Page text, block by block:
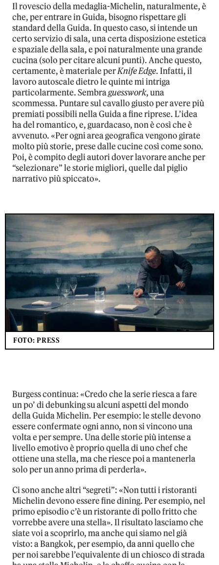
Il rovescio della medaglia-Michelin, naturalmente, è
che, per entrare in Guida, bisogno rispettare gli
standard della Guida. In questo caso, si intende un
certo servizio di sala, una certa disposizione estetica
e spaziale della sala, e poi naturalmente una grande
cucina (solo per citare alcuni punti). Anche questo,
certamente, è materiale perKnife Edge. Infatti, il
lavoro autoscale dietro le quinte mi intriga
particolarmente. Sembraguesswork, una
scommessa. Puntare sul cavallo giusto per avere più
premiati possibili nella Guida a fine riprese. L’idea
ha del romantico, e, guardacaso, non è così che è
avvenuto. «Per ogni area geografica vengono girate
molto più storie, prese dalle cucine così come sono.
Poi, è compito degli autori dover lavorare anche per
“selezionare” le storie migliori, quelle dal piglio
narrativo più spiccato».
FOTO: PRESS
Burgess continua: «Credo che la serie riesca a fare
un po’ di debunking su alcuni aspetti del mondo
della Guida Michelin. Per esempio: le stelle devono
essere confermate ogni anno, non si vincono una
volta e per sempre. Una delle storie più intense a
livello emotivo è proprio quella di uno chef che
ottiene una stella, ma che riesce poi a mantenerla
solo per un anno prima di perderla».
Ci sono anche altri “segreti”: «Non tutti i ristoranti
Michelin devono essere fine dining. Per esempio, nel
primo episodio c’è un ristorante di pollo fritto che
vorrebbe avere una stella». Il risultato lasciamo che
siate voi a scoprirlo, ma anche qui siamo nel già
visto: a Bangkok, per esempio, da anni quello che
per noi sarebbe l’equivalente di un chiosco di strada